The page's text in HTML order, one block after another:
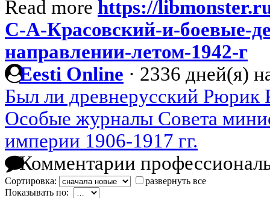
Read more https://
С-А-Красовский-и-боевые-
направлении-летом-1942-г
Eesti Online · 2336 дней(я)
Был ли древнерусский Рюрик
Особые журналы Совета
империи 1906-1917 гг.
Комментарии
Сортировка:
развернуть все
Показывать по: